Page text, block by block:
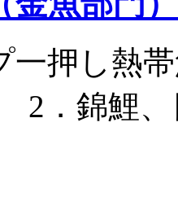
一押し熱
2．錦鯉、